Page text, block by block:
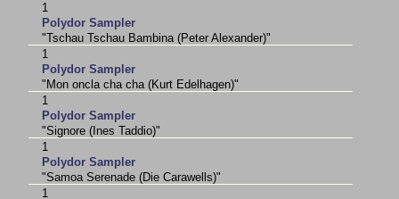
1
Polydor Sampler
"Tschau Tschau Bambina (Peter Alexander)"
1
Polydor Sampler
"Mon oncla cha cha (Kurt Edelhagen)"
1
Polydor Sampler
"Signore (Ines Taddio)"
1
Polydor Sampler
"Samoa Serenade (Die Carawells)"
1